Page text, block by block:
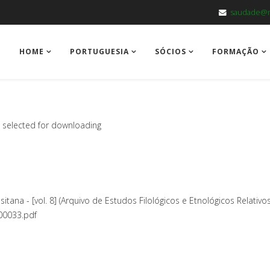
HOME PORTUGUESIA SÓCIOS FORMAÇÃO
selected for downloading
- [vol. 8] (Arquivo de Estudos Filológicos e Etnológicos